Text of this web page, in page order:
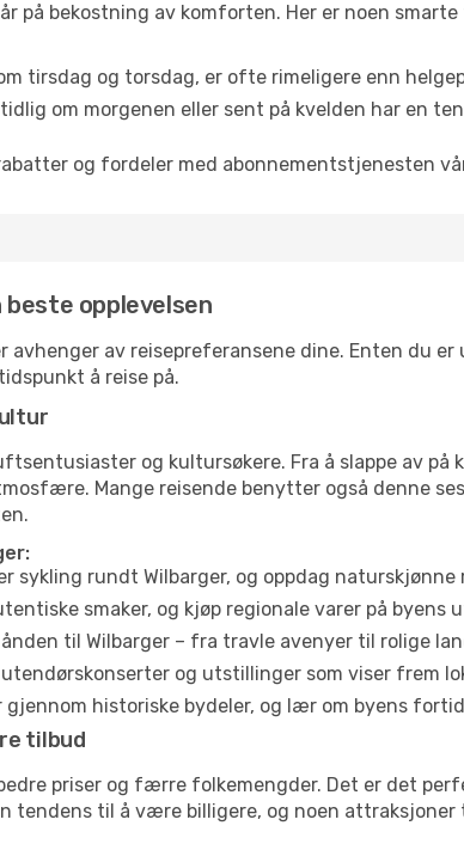
på bekostning av komforten. Her er noen
tirsdag og torsdag, er ofte rimeligere enn
om morgenen eller sent på kvelden har en
og fordeler med abonnementstjenesten
opplevelsen
av reisepreferansene dine. Enten du
å reise på.
og kultursøkere. Fra å slappe av på
Mange reisende benytter også denne
sykling rundt Wilbarger, og oppdag
smaker, og kjøp regionale varer på byens
til Wilbarger – fra travle avenyer til rolige
utendørskonserter og utstillinger som viser frem
gjennom historiske bydeler, og lær om byens
tilbud
priser og færre folkemengder. Det er det
tendens til å være billigere, og noen attraksjoner